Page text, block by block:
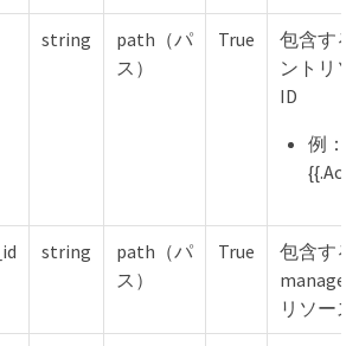
string
path（パ
ス）
True
包含す
ントリ
ID
例：
string
path（パ
ス）
True
包含する
リソー